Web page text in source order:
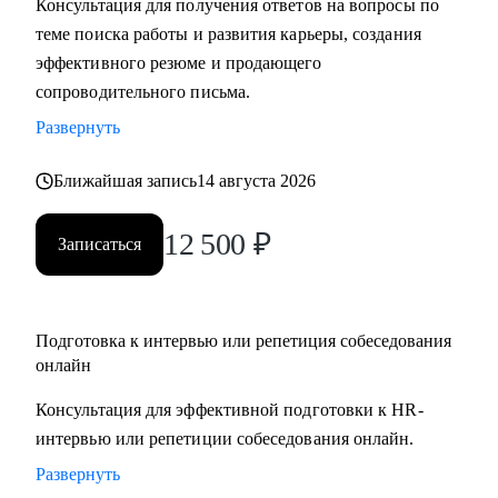
• Подготовлю вас к собеседованию и дам практические
рекомендации для успешного ведения сложных
в карьере, которая принесет вам максимальную
реализацию и доход
Разработаю быструю и эффективную стратегию поиска
новой работы
стали лучшим кандидатом в команде
• Разработаю личный пошаговый план (дорожную карту)
для быстрого и успешного перехода на новую, более
проверенные методики для преодоления выгорания и
Консультация для получения ответов на вопросы по
теме поиска работы и развития карьеры, создания
эффективного резюме и продающего
сопроводительного письма.
Развернуть
Ближайшая запись14 августа 2026
Записаться 12 500 ₽
Подготовка к интервью или репетиция собеседования
онлайн
Консультация для эффективной подготовки к HR-
интервью или репетиции собеседования онлайн.
Развернуть